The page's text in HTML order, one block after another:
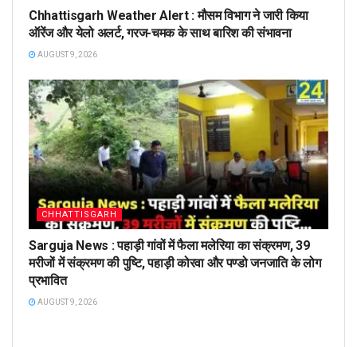
Chhattisgarh Weather Alert : मौसम विभाग ने जारी किया
ऑरेंज और येलो अलर्ट, गरज-चमक के साथ बारिश की संभावना
AUGUST 9, 2026
CHHATTISGARH
Sarguja News : पहाड़ी गांवों में फैला मलेरिया का संक्रमण, 39
मरीजों में संक्रमण की पुष्टि, पहाड़ी कोरवा और पण्डो जनजाति के लोग
प्रभावित
AUGUST 9, 2026